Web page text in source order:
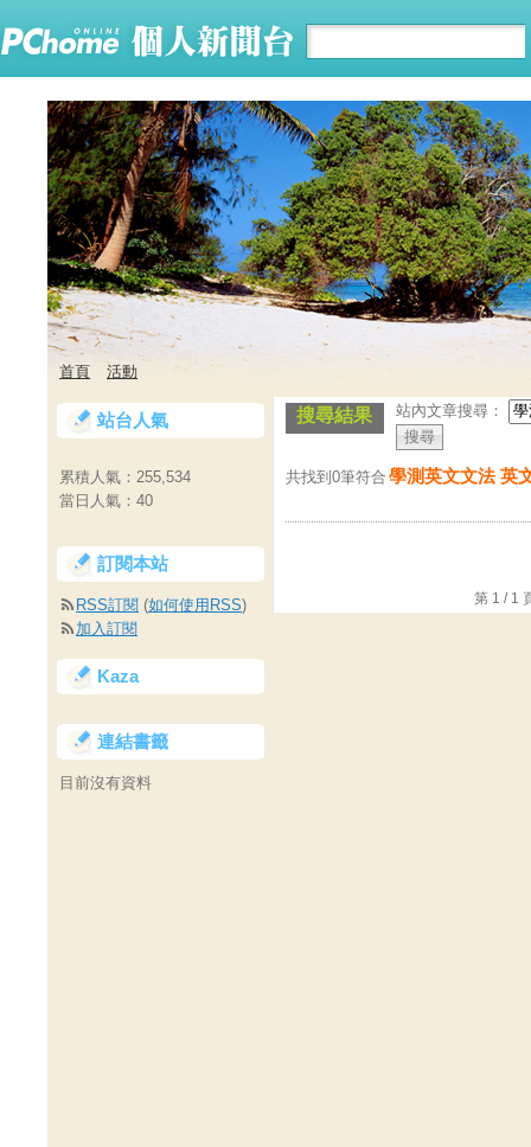
首頁 活動
搜尋結果 站內文章搜尋：
共找到0筆符合 學測英文文法 英
第 1 /
站台人氣
累積人氣： 255,534
當日人氣： 40
訂閱本站
RSS訂閱 (如何使用RSS)
加入訂閱
Kaza
連結書籤
目前沒有資料